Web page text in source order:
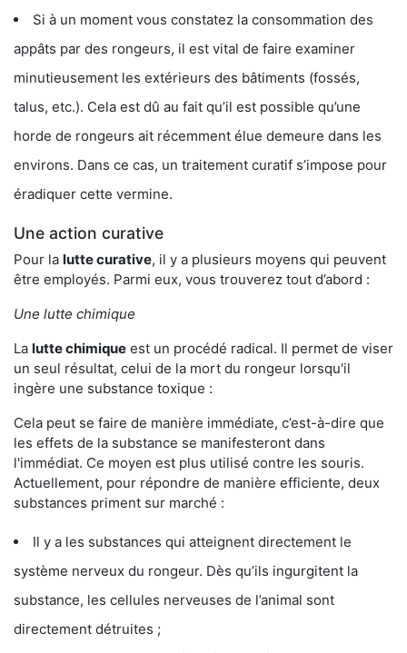
Si à un moment vous constatez la consommation des
appâts par des rongeurs, il est vital de faire examiner
minutieusement les extérieurs des bâtiments (fossés,
talus, etc.). Cela est dû au fait qu’il est possible qu’une
horde de rongeurs ait récemment élue demeure dans les
environs. Dans ce cas, un traitement curatif s’impose pour
éradiquer cette vermine.
Une action curative
Pour la lutte curative, il y a plusieurs moyens qui peuvent
être employés. Parmi eux, vous trouverez tout d’abord :
Une lutte chimique
La lutte chimique est un procédé radical. Il permet de viser
un seul résultat, celui de la mort du rongeur lorsqu'il
ingère une substance toxique :
Cela peut se faire de manière immédiate, c’est-à-dire que
les effets de la substance se manifesteront dans
l'immédiat. Ce moyen est plus utilisé contre les souris.
Actuellement, pour répondre de manière efficiente, deux
substances priment sur marché :
Il y a les substances qui atteignent directement le
système nerveux du rongeur. Dès qu’ils ingurgitent la
substance, les cellules nerveuses de l’animal sont
directement détruites ;